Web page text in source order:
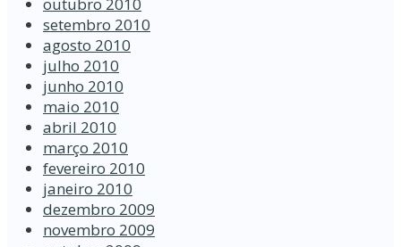
setembro 2010
agosto 2010
julho 2010
junho 2010
maio 2010
abril 2010
março 2010
fevereiro 2010
janeiro 2010
dezembro 2009
novembro 2009